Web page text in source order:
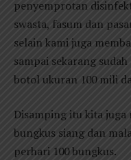
penyemprotan
swasta, fasum dan
selain kami juga
sampai sekarang
botol ukuran 100 mili
Disamping itu kita
bungkus siang dan
perhari 100 bungkus.